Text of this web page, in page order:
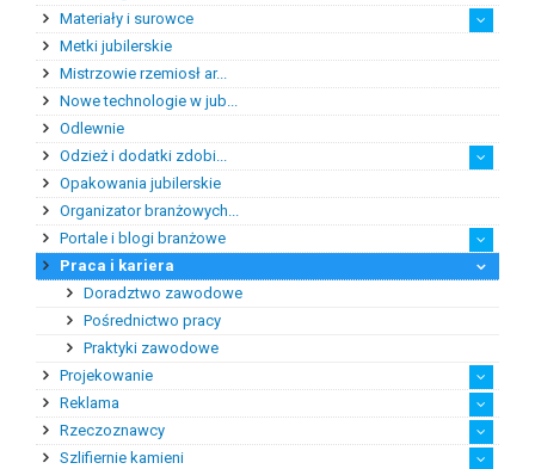
Materiały i surowce
Bursztyn
Kamienie jubilersko-oz...
Kamienie syntetyczne
Kamienie szlachetne
Metale szlachetne
Półfabrykaty do produk...
Pozostałe materiały i ...
Metki jubilerskie
Mistrzowie rzemiosł ar...
Nowe technologie w jub...
Odlewnie
Odzież i dodatki zdobi...
Odzież damska i dodatki
Odzież męska i dodatki
Okulary
Suknie ślubne
Opakowania jubilerskie
Organizator branżowych...
Portale i blogi branżowe
Blogi branżowe
Portale branżowe
Praca i kariera
Doradztwo zawodowe
Pośrednictwo pracy
Praktyki zawodowe
Projekowanie
Projektowanie biżuterii
Projektowanie ubrań z ...
Projektowanie wnętrz
Reklama
Filmowanie biżuterii
Fotografia biżuterii
Kampanie reklamowe i p...
Reklama
Usługi poligraficzne
Rzeczoznawcy
Rzeczoznawcy bursztynu
Rzeczoznawcy diamentów
Rzeczoznawcy kamieni k...
Rzeczoznawcy pozostali
Szlifiernie kamieni